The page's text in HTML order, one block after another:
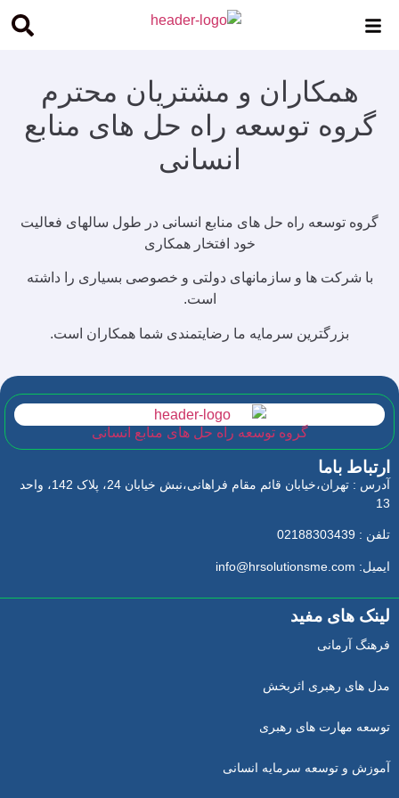
همکاران و مشتریان محترم
گروه توسعه راه حل های منابع
انسانی
گروه توسعه راه حل های منابع انسانی در طول سالهای فعالیت
خود افتخار همکاری
با شرکت ها و سازمانهای دولتی و خصوصی بسیاری را داشته
است.
بزرگترین سرمایه ما رضایتمندی شما همکاران است.
گروه توسعه راه حل های منابع انسانی
ارتباط باما
آدرس : تهران،خیابان قائم مقام فراهانی،نبش خیابان 24، پلاک 142، واحد
13
تلفن : 02188303439
ایمیل: info@hrsolutionsme.com
لینک های مفید
فرهنگ آرمانی
مدل های رهبری اثربخش
توسعه مهارت های رهبری
آموزش و توسعه سرمایه انسانی